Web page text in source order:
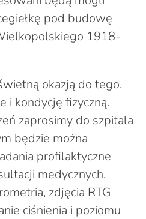
pod budowę
1918-
okazją do tego,
i kondycję fizyczną.
zaprosimy do szpitala
będzie można
profilaktyczne
medycznych,
zdjęcia RTG
ciśnienia i poziomu